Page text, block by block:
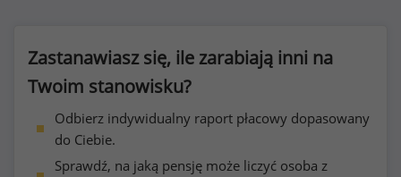
Zastanawiasz się, ile zarabiają inni na
Twoim stanowisku?
Odbierz indywidualny raport płacowy dopasowany
do Ciebie.
Sprawdź, na jaką pensję może liczyć osoba z